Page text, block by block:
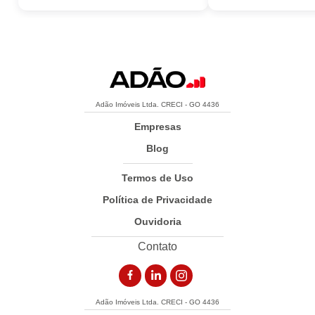
Adão Imóveis Ltda. CRECI - GO 4436
Empresas
Blog
Termos de Uso
Política de Privacidade
Ouvidoria
Contato
Adão Imóveis Ltda. CRECI - GO 4436